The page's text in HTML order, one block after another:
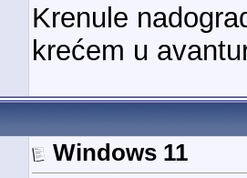
Krenule
krećem u
Windows 11